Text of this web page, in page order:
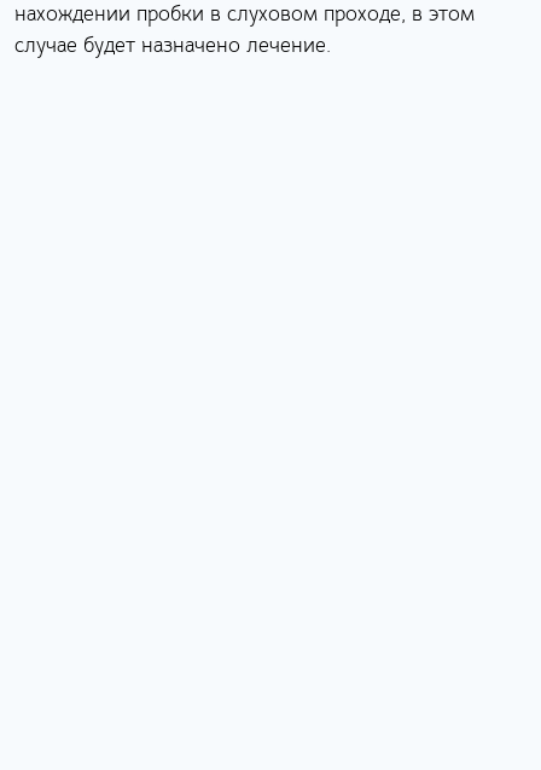
нахождении пробки в слуховом проходе, в этом
случае будет назначено лечение.